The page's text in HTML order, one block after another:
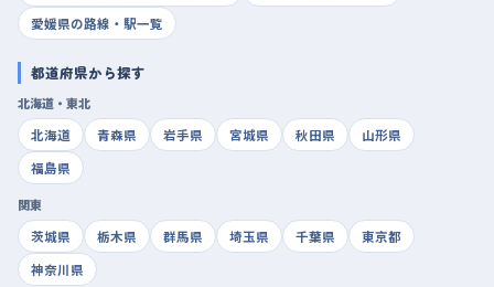
愛媛県の路線・駅一覧
都道府県から探す
北海道・東北
北海道
青森県 岩手県 宮城県 秋田県
山形県
福島県
関東
茨城県
栃木県 群馬県 埼玉県 千葉県
東京都
神奈川県